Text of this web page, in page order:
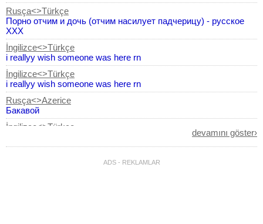
Rusça<>Türkçe
Порно отчим и дочь (отчим насилует падчерицу) - русское
XXX
İngilizce<>Türkçe
i reallyy wish someone was here rn
İngilizce<>Türkçe
i reallyy wish someone was here rn
Rusça<>Azerice
Бакавой
İngilizce<>Türkçe
devamını göster›
ADS - REKLAMLAR